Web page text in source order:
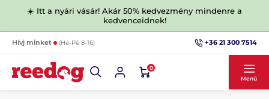
☀️ Itt a nyári vásár! Akár 50% kedvezmény mindenre a
kedvenceidnek!
Hívj minket (Hé-Pé 8-16) +36 21 300 7514
0
Menü